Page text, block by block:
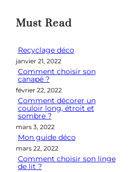
h
r
c
h
e
r
Must Read
Recyclage déco
janvier 21, 2022
Comment choisir son
canapé ?
février 22, 2022
Comment décorer un
couloir long, étroit et
sombre ?
mars 3, 2022
Mon guide déco
mars 22, 2022
Comment choisir son linge
de lit ?